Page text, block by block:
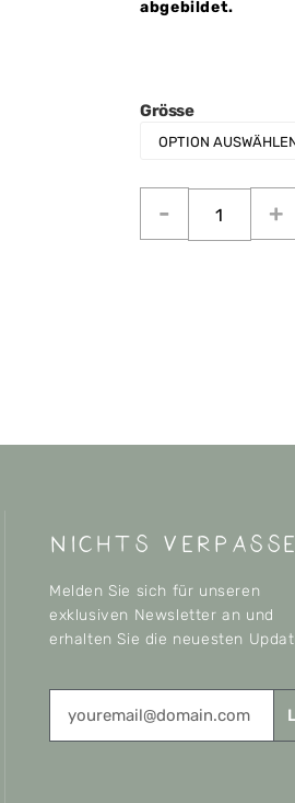
abgebildet.
Grösse
nichts
Melden Sie sich für unseren
exklusiven Newsletter an und
erhalten Sie die neuesten